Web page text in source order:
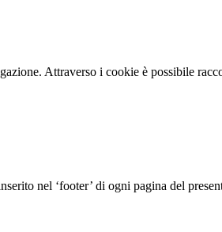
Attraverso i cookie è possibile
nel ‘footer’ di ogni pagina del